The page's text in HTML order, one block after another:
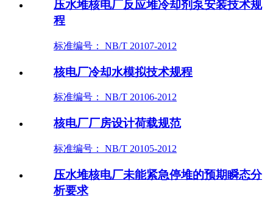
压水堆核电厂反应堆冷却剂泵安装技术规
程
标准编号： NB/T 20107-2012
核电厂冷却水模拟技术规程
标准编号： NB/T 20106-2012
核电厂厂房设计荷载规范
标准编号： NB/T 20105-2012
压水堆核电厂未能紧急停堆的预期瞬态分
析要求